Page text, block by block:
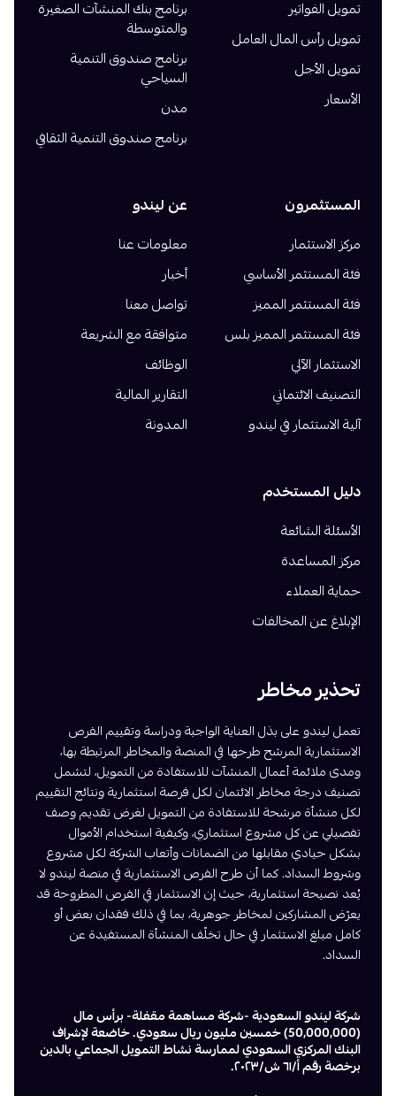
تمويل الفواتير
تمويل رأس المال العامل
تمويل الأجل
الأسعار
برنامج بنك المنشآت الصغيرة
والمتوسطة
برنامج صندوق التنمية
السياحي
مدن
برنامج صندوق التنمية الثقافي
المستثمرون
مركز الاستثمار
فئة المستثمر الأساسي
فئة المستثمر المميز
فئة المستثمر المميز بلس
الاستثمار الآلي
التصنيف الائتماني
آلية الاستثمار في ليندو
عن ليندو
معلومات عنا
أخبار
تواصل معنا
متوافقة مع الشريعة
الوظائف
التقارير المالية
المدونة
دليل المستخدم
الأسئلة الشائعة
مركز المساعدة
حماية العملاء
الإبلاغ عن المخالفات
تحذير مخاطر
تعمل ليندو على بذل العناية الواجبة ودراسة وتقييم الفرص
الاستثمارية المرشح طرحها في المنصة والمخاطر المرتبطة بها،
ومدى ملائمة أعمال المنشآت للاستفادة من التمويل، لتشمل
تصنيف درجة مخاطر الائتمان لكل فرصة استثمارية ونتائج التقييم
لكل منشأة مرشحة للاستفادة من التمويل لغرض تقديم وصف
تفصيلي عن كل مشروع استثماري، وكيفية استخدام الأموال
بشكل حيادي مقابلها من الضمانات وأتعاب الشركة لكل مشروع
وشروط السداد. كما أن طرح الفرص الاستثمارية في منصة ليندو لا
يُعد نصيحة استثمارية، حيث إن الاستثمار في الفرص المطروحة قد
يعرّض المشاركين لمخاطر جوهرية، بما في ذلك فقدان بعض أو
كامل مبلغ الاستثمار في حال تخلّف المنشأة المستفيدة عن
السداد.
شركة ليندو السعودية -شركة مساهمة مقفلة- برأس مال
(50,000,000) خمسين مليون ريال سعودي. خاضعة لإشراف
البنك المركزي السعودي لممارسة نشاط التمويل الجماعي بالدين
برخصة رقم أ/٦١ ش/٢٠٢٣.